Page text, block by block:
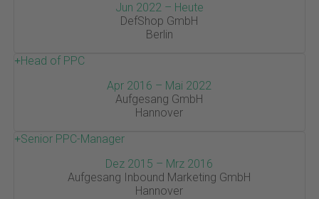
Jun 2022 – Heute
DefShop GmbH
Berlin
Head of PPC
Apr 2016 – Mai 2022
Aufgesang GmbH
Hannover
Senior PPC-Manager
Dez 2015 – Mrz 2016
Aufgesang Inbound Marketing GmbH
Hannover